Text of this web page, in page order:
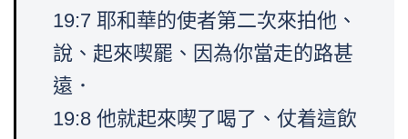
19:7 耶和華的使者第二次來拍他、
說、起來喫罷、因為你當走的路甚
遠．
19:8 他就起來喫了喝了、仗着這飲